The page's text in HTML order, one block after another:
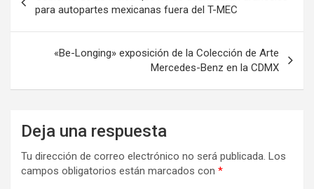
de
entradas
para autopartes mexicanas fuera del T-MEC
«Be-Longing» exposición de la Colección de Arte
Mercedes-Benz en la CDMX
Deja una respuesta
Tu dirección de correo electrónico no será publicada. Los
campos obligatorios están marcados con *